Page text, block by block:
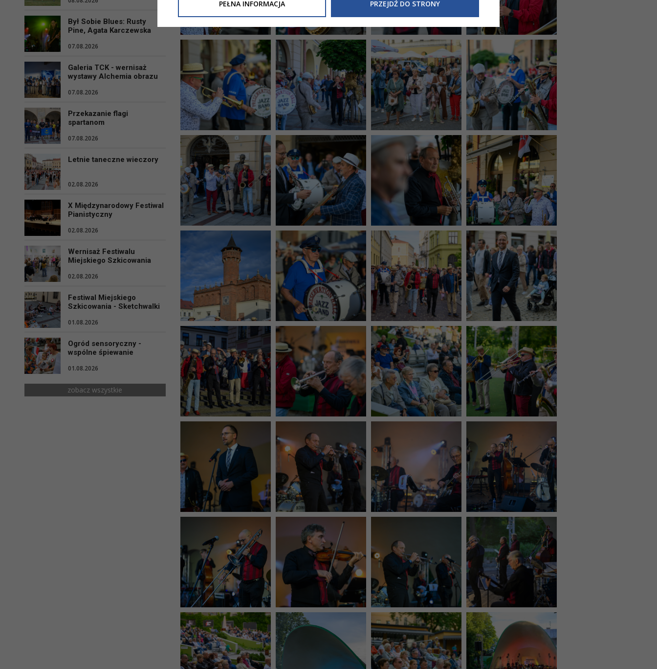
Był Sobie Blues: Rusty
Pine, Agata Karczewska
07.08.2026
Galeria TCK - wernisaż
wystawy Alchemia obrazu
07.08.2026
Przekazanie flagi
spartanom
07.08.2026
Letnie taneczne wieczory
02.08.2026
X Międzynarodowy Festiwal
Pianistyczny
02.08.2026
Wernisaż Festiwalu
Miejskiego Szkicowania
02.08.2026
Festiwal Miejskiego
Szkicowania - Sketchwalki
01.08.2026
Ogród sensoryczny -
wspólne śpiewanie
01.08.2026
zobacz wszystkie
Niniejsza informacja nie wymaga od Państwa żadnych dodatkowych działań.
PEŁNA INFORMACJA PRZEJDŹ DO STRONY